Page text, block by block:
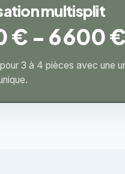
multisplit
€ - 6 600 €
3 à 4 pièces avec une